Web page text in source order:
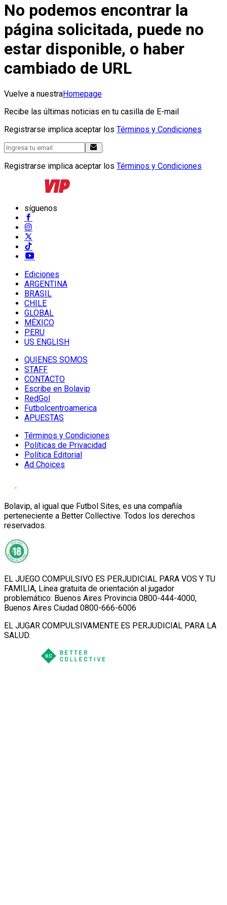
No podemos encontrar la
página solicitada, puede no
estar disponible, o haber
cambiado de URL
Vuelve a nuestraHomepage
Recibe las últimas noticias en tu casilla de E-mail
Registrarse implica aceptar los Términos y Condiciones
Registrarse implica aceptar los Términos y Condiciones
síguenos
Ediciones
ARGENTINA
BRASIL
CHILE
GLOBAL
MÉXICO
PERU
US ENGLISH
QUIENES SOMOS
STAFF
CONTACTO
Escribe en Bolavip
RedGol
Futbolcentroamerica
APUESTAS
Términos y Condiciones
Políticas de Privacidad
Política Editorial
Ad Choices
Bolavip, al igual que Futbol Sites, es una compañía
perteneciente a Better Collective. Todos los derechos
reservados.
EL JUEGO COMPULSIVO ES PERJUDICIAL PARA VOS Y TU
FAMILIA, Línea gratuita de orientación al jugador
problemático: Buenos Aires Provincia 0800-444-4000,
Buenos Aires Ciudad 0800-666-6006
EL JUGAR COMPULSIVAMENTE ES PERJUDICIAL PARA LA
SALUD.